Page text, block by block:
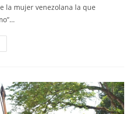
la mujer venezolana la que